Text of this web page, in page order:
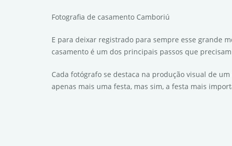
Fotografia de casamento Camboriú
E para deixar registrado para sempre esse grande
casamento é um dos principais passos que
Cada fotógrafo se destaca na produção visual de
apenas mais uma festa, mas sim, a festa mais